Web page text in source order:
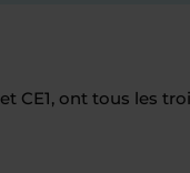
CE1, ont tous les